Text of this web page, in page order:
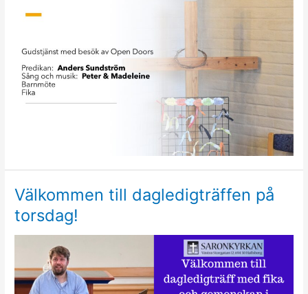
Välkommen till dagledigträffen på
torsdag!